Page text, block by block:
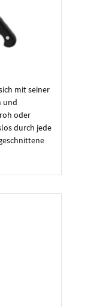
mit seiner
und
oder
durch jede